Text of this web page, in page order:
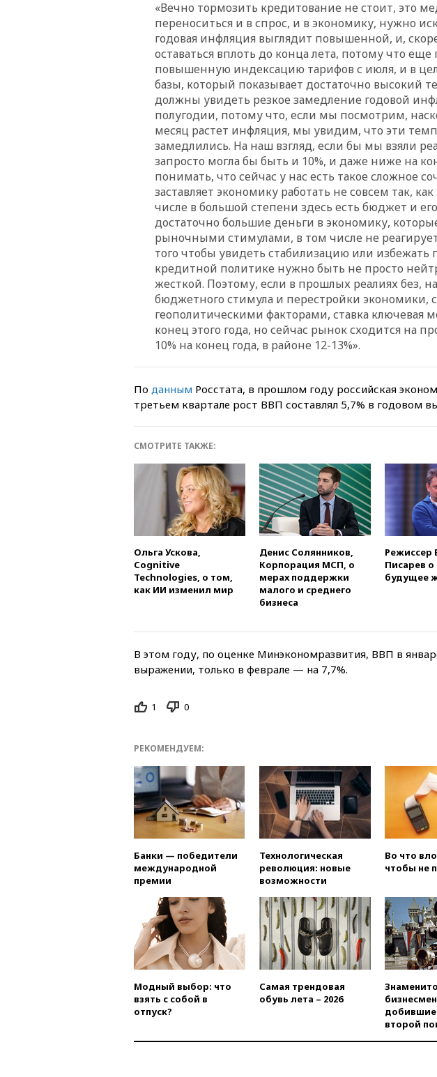
«Вечно тормозить кредитование не стоит, это
переноситься и в спрос, и в экономику, нужно
годовая инфляция выглядит повышенной, и,
оставаться вплоть до конца лета, потому что
повышенную индексацию тарифов с июля, и в
базы, который показывает достаточно высокий
должны увидеть резкое замедление годовой
полугодии, потому что, если мы посмотрим,
месяц растет инфляция, мы увидим, что эти
замедлились. На наш взгляд, если бы мы взяли
запросто могла бы быть и 10%, и даже ниже на
понимать, что сейчас у нас есть такое сложное
заставляет экономику работать не совсем так,
числе в большой степени здесь есть бюджет и
достаточно большие деньги в экономику,
рыночными стимулами, в том числе не
того чтобы увидеть стабилизацию или избежать
кредитной политике нужно быть не просто
жесткой. Поэтому, если в прошлых реалиях без,
бюджетного стимула и перестройки экономики,
геополитическими факторами, ставка ключевая
конец этого года, но сейчас рынок сходится на
10% на конец года, в районе 12-13%».
По данным Росстата, в прошлом году российская
третьем квартале рост ВВП составлял 5,7% в годовом
СМОТРИТЕ ТАКЖЕ:
Ольга Ускова,
Cognitive
Technologies, о том,
как ИИ изменил мир
Денис Солянников,
Корпорация МСП, о
мерах поддержки
малого и среднего
бизнеса
Режиссер
Писарев
будущее
В этом году, по оценке Минэкономразвития, ВВП в
выражении, только в феврале — на 7,7%.
1 0
РЕКОМЕНДУЕМ:
Банки — победители
международной
премии
Технологическая
революция: новые
возможности
Во что
чтобы не
Модный выбор: что
взять с собой в
отпуск?
Самая трендовая
обувь лета – 2026
второй